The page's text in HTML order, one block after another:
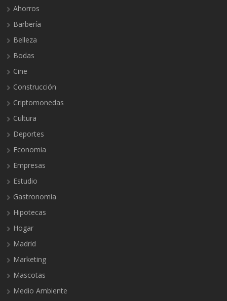
Ahorros
Barbería
Belleza
Bodas
Cine
Construcción
Criptomonedas
Cultura
Deportes
Economia
Empresas
Estudio
Gastronomia
Hipotecas
Hogar
Madrid
Marketing
Mascotas
Medio Ambiente